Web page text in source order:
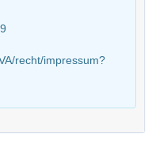
recht/impressum?